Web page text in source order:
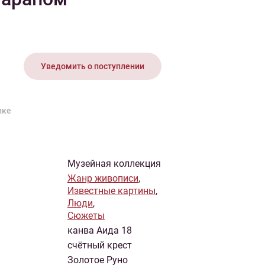
Уведомить о поступлении
Музейная коллекция
Жанр живописи,
Известные картины,
Люди,
Сюжеты
канва Аида 18
счётный крест
Золотое Руно